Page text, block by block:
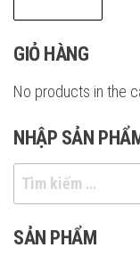
GIỎ HÀNG
No products in the
NHẬP SẢN
Tìm
kiếm
cho:
SẢN PHẨM